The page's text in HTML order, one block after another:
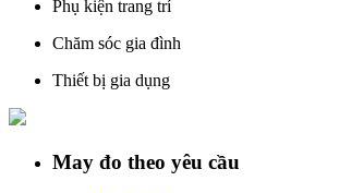
Phụ kiện trang trí
Chăm sóc gia đình
Thiết bị gia dụng
May đo theo yêu cầu